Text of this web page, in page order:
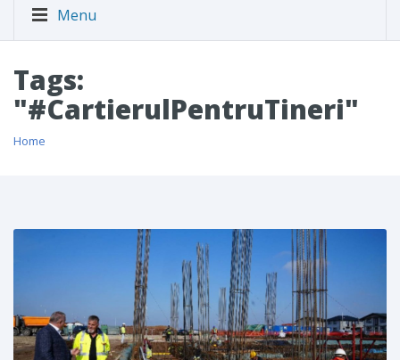
Menu
Tags:
"#CartierulPentruTineri"
Home